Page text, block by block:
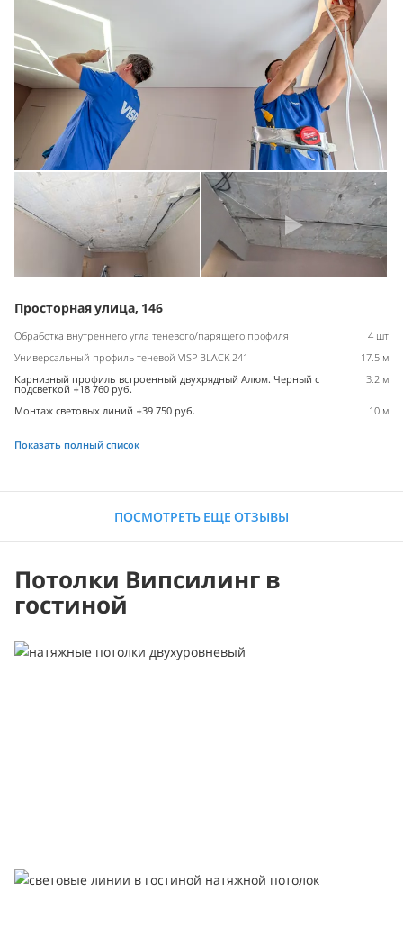
Просторная улица, 146
Обработка внутреннего угла теневого/парящего профиля
4 шт
Универсальный профиль теневой VISP BLACK 241
17.5 м
Карнизный профиль встроенный двухрядный Алюм. Черный с
подсветкой +18 760 руб.
3.2 м
Монтаж световых линий +39 750 руб. 10 м
Показать полный список
ПОСМОТРЕТЬ ЕЩЕ ОТЗЫВЫ
Потолки Випсилинг в
гостиной